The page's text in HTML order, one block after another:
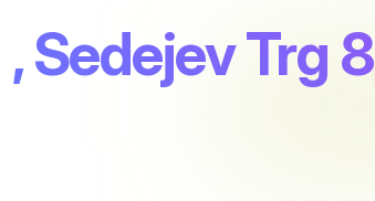
, Sedejev Trg 8